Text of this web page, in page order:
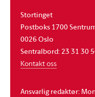
Stortinget
Postboks 1700
0026 Oslo
Sentralbord: 23 31 30
Kontakt oss
Ansvarlig redaktør: